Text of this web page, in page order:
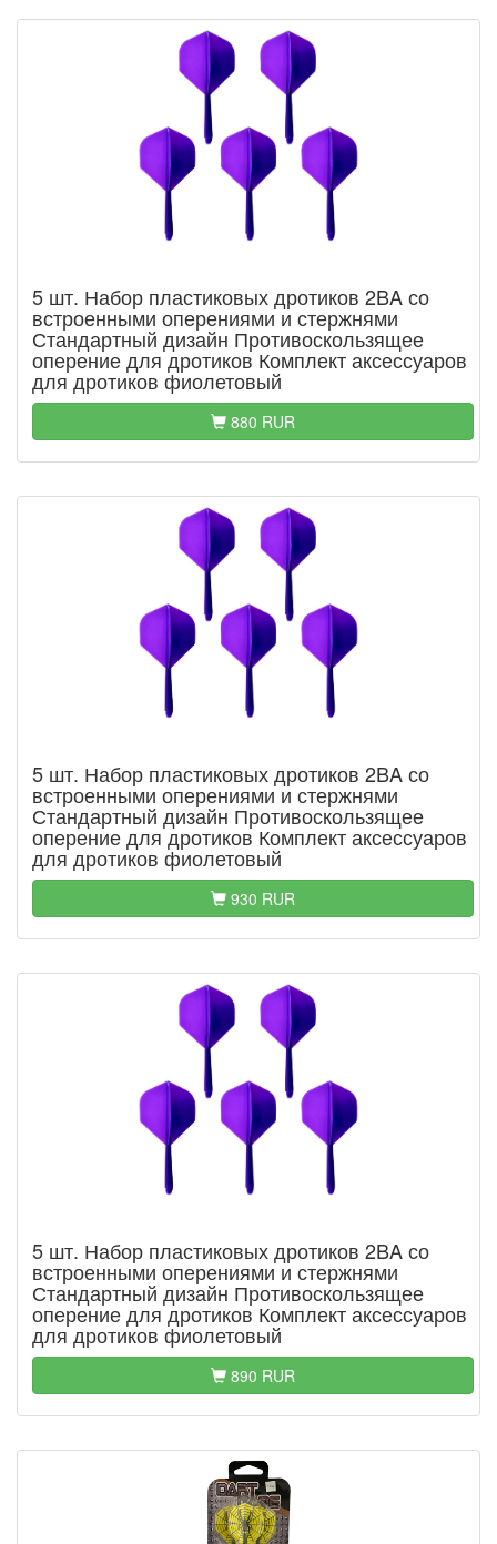
5 шт. Набор пластиковых дротиков 2BA со
встроенными оперениями и стержнями
Стандартный дизайн Противоскользящее
оперение для дротиков Комплект аксессуаров
для дротиков фиолетовый
880 RUR
5 шт. Набор пластиковых дротиков 2BA со
встроенными оперениями и стержнями
Стандартный дизайн Противоскользящее
оперение для дротиков Комплект аксессуаров
для дротиков фиолетовый
930 RUR
5 шт. Набор пластиковых дротиков 2BA со
встроенными оперениями и стержнями
Стандартный дизайн Противоскользящее
оперение для дротиков Комплект аксессуаров
для дротиков фиолетовый
890 RUR